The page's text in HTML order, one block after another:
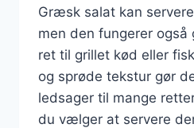
Græsk salat kan
men den fungerer også
ret til grillet kød eller
og sprøde tekstur gør
ledsager til mange
du vælger at servere